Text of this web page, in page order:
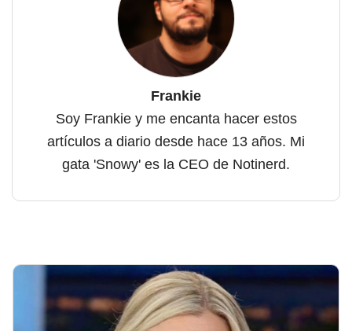
Frankie
Soy Frankie y me encanta hacer estos
artículos a diario desde hace 13 años. Mi
gata 'Snowy' es la CEO de Notinerd.